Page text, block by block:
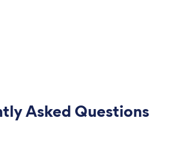
Asked Questions